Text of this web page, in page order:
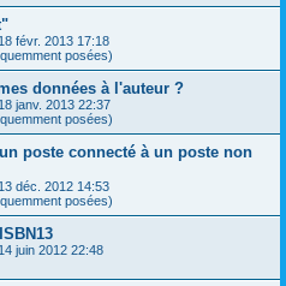
18 févr. 2013 17:18
posées)
données à l'auteur ?
18 janv. 2013 22:37
posées)
poste connecté à un poste non
13 déc. 2012 14:53
posées)
14 juin 2012 22:48